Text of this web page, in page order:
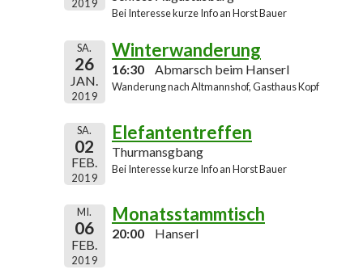
2019
Bei Interesse kurze Info an Horst Bauer
SA.
26
JAN.
2019
Winterwanderung
16:30 Abmarsch beim Hanserl
Wanderung nach Altmannshof, Gasthaus Kopf
SA.
02
FEB.
2019
Elefantentreffen
Thurmansgbang
Bei Interesse kurze Info an Horst Bauer
MI.
06
FEB.
2019
Monatsstammtisch
20:00 Hanserl